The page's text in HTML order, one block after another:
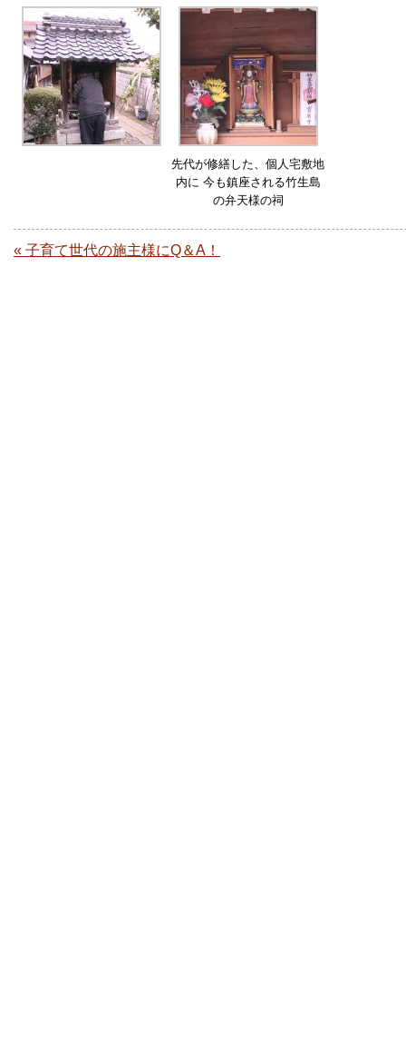
先代が修繕した、個人宅敷地
内に 今も鎮座される竹生島
の弁天様の祠
« 子育て世代の施主様にQ＆A！